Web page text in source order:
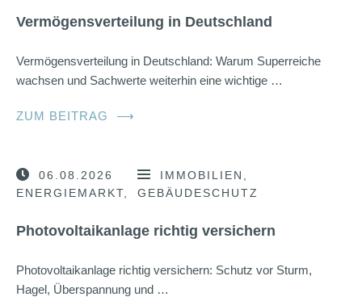
Vermögensverteilung in Deutschland
Vermögensverteilung in Deutschland: Warum Superreiche
wachsen und Sachwerte weiterhin eine wichtige …
ZUM BEITRAG ⟶
06.08.2026
IMMOBILIEN
ENERGIEMARKT
GEBÄUDESCHUTZ
Photovoltaikanlage richtig versichern
Photovoltaikanlage richtig versichern: Schutz vor Sturm,
Hagel, Überspannung und …